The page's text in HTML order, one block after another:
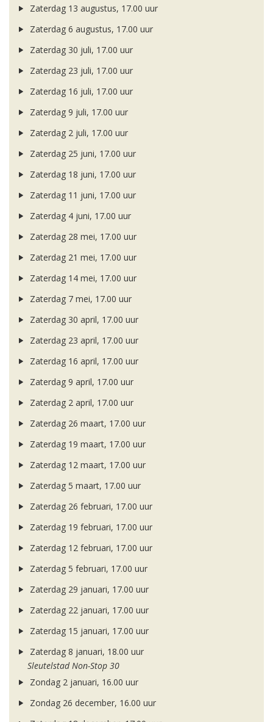
Zaterdag 13 augustus, 17.00 uur
Zaterdag 6 augustus, 17.00 uur
Zaterdag 30 juli, 17.00 uur
Zaterdag 23 juli, 17.00 uur
Zaterdag 16 juli, 17.00 uur
Zaterdag 9 juli, 17.00 uur
Zaterdag 2 juli, 17.00 uur
Zaterdag 25 juni, 17.00 uur
Zaterdag 18 juni, 17.00 uur
Zaterdag 11 juni, 17.00 uur
Zaterdag 4 juni, 17.00 uur
Zaterdag 28 mei, 17.00 uur
Zaterdag 21 mei, 17.00 uur
Zaterdag 14 mei, 17.00 uur
Zaterdag 7 mei, 17.00 uur
Zaterdag 30 april, 17.00 uur
Zaterdag 23 april, 17.00 uur
Zaterdag 16 april, 17.00 uur
Zaterdag 9 april, 17.00 uur
Zaterdag 2 april, 17.00 uur
Zaterdag 26 maart, 17.00 uur
Zaterdag 19 maart, 17.00 uur
Zaterdag 12 maart, 17.00 uur
Zaterdag 5 maart, 17.00 uur
Zaterdag 26 februari, 17.00 uur
Zaterdag 19 februari, 17.00 uur
Zaterdag 12 februari, 17.00 uur
Zaterdag 5 februari, 17.00 uur
Zaterdag 29 januari, 17.00 uur
Zaterdag 22 januari, 17.00 uur
Zaterdag 15 januari, 17.00 uur
Zaterdag 8 januari, 18.00 uur
Sleutelstad Non-Stop 30
Zondag 2 januari, 16.00 uur
Zondag 26 december, 16.00 uur